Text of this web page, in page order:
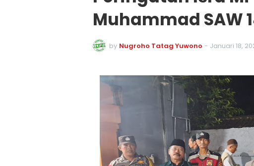
Muhammad SAW
by Nugroho Tatag Yuwono - Januari 18,